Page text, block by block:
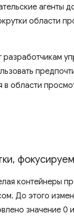
агенты
области
области
,
контейнеры
До этого
значение 0